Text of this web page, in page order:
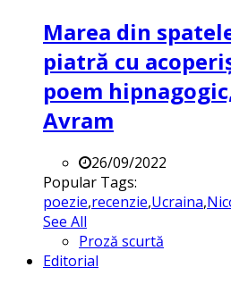
Marea din
piatră cu
poem
Avram
26/09/2022
Popular Tags:
poezie,recenzie,Ucraina,
See All
Proză scurtă
Editorial